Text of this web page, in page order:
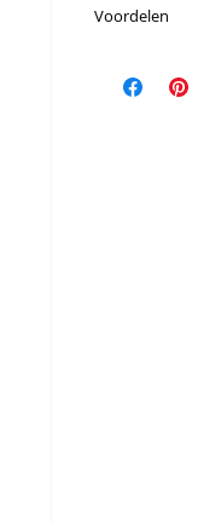
Voordelen
Heeft